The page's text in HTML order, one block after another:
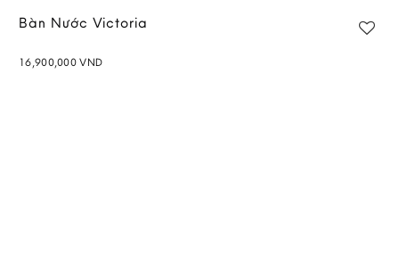
Bàn Nước Victoria
16,900,000VND